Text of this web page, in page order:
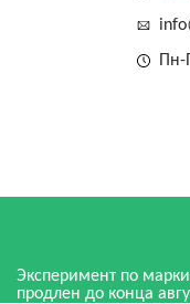
Эксперимент по
продлен до конца